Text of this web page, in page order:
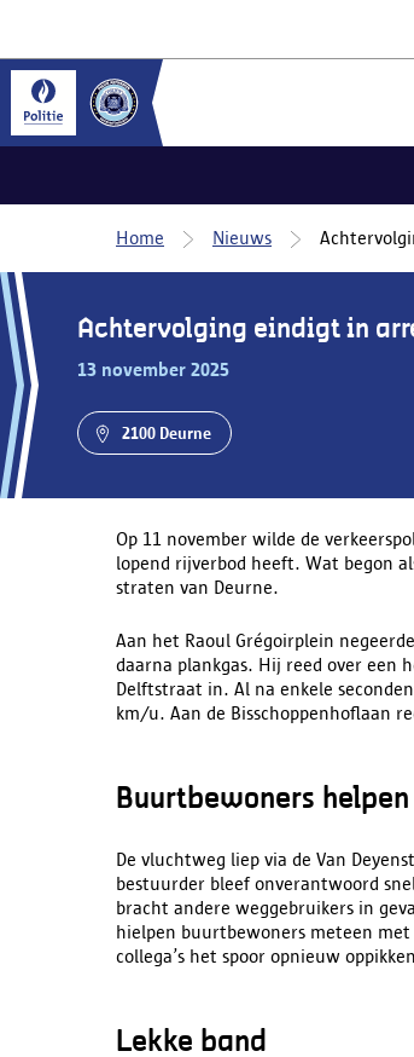
Home Nieuws
Achtervolging eindigt in
13 november 2025
2100 Deurne
Op 11 november wilde de
lopend rijverbod heeft. Wat begon
straten van Deurne.
Aan het Raoul Grégoirplein
daarna plankgas. Hij reed over een
Delftstraat in. Al na enkele
km/u. Aan de Bisschoppenhoflaan
Buurtbewoners
De vluchtweg liep via de Van
bestuurder bleef onverantwoord
bracht andere weggebruikers in
hielpen buurtbewoners meteen
collega’s het spoor opnieuw
Lekke band